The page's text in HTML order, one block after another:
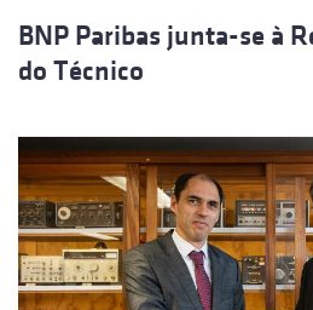
BNP Paribas junta-se à
do Técnico